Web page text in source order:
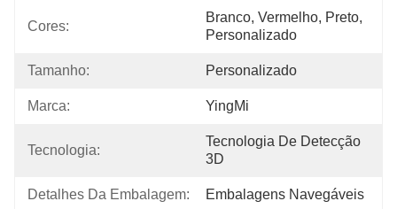
Cores:
Branco, Vermelho, Preto,
Personalizado
Tamanho: Personalizado
Marca: YingMi
Tecnologia:
Tecnologia De Detecção
3D
Detalhes Da Embalagem: Embalagens Navegáveis